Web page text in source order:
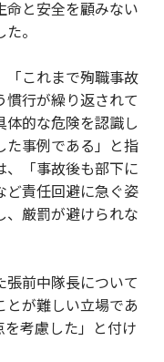
命と安全を顧みない
。
「これまで殉職事故
行が繰り返されて
体的な危険を認識し
た事例である」と指
「事故後も部下に
ど責任回避に急ぐ姿
厳罰が避けられな
前中隊長について
が難しい立場であ
考慮した」と付け